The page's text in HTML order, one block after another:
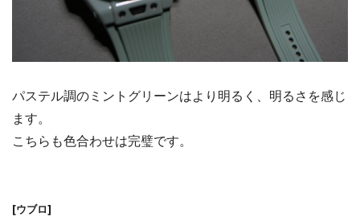
パステル調のミントグリーンはより明るく、明るさを感じ
ます。
こちらも色合わせは完璧です。
[ウブロ]